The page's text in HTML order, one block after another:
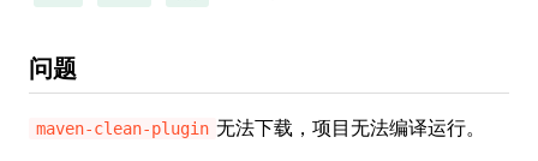
问题
maven-clean-plugin 无法下载，项目无法编译运行。